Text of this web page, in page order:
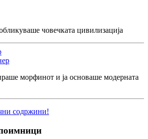
човечката цивилизација
морфинот и ја основаше модерната
содржини!